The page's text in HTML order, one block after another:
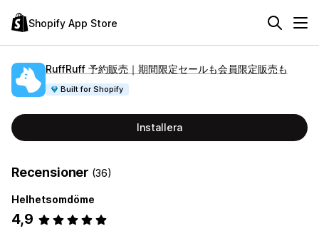
Shopify App Store
RuffRuff 予約販売｜期間限定セールも会員限定販売も
Built for Shopify
Installera
Recensioner (36)
Helhetsomdöme
4,9